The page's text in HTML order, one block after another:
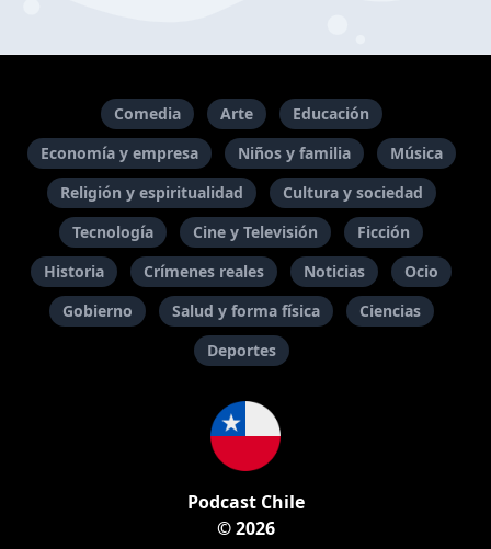
Comedia Arte
Educación
Economía y empresa
Niños y familia
Música
Religión y espiritualidad
Cultura y sociedad
Tecnología
Cine y Televisión
Ficción
Historia
Crímenes reales Noticias
Ocio
Gobierno
Salud y forma física
Ciencias
Deportes
Podcast Chile
© 2026